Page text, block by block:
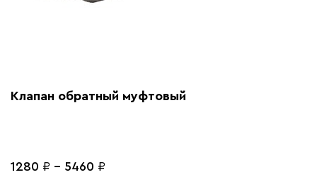
Клапан обратный муфтовый
1280 ₽ - 5460 ₽